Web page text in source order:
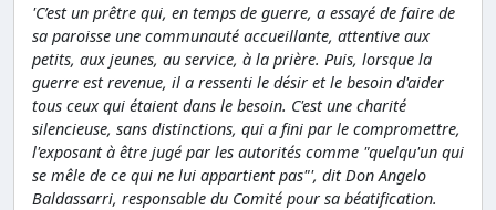
'C’est un prêtre qui, en temps de guerre, a essayé de faire de
sa paroisse une communauté accueillante, attentive aux
petits, aux jeunes, au service, à la prière. Puis, lorsque la
guerre est revenue, il a ressenti le désir et le besoin d'aider
tous ceux qui étaient dans le besoin. C'est une charité
silencieuse, sans distinctions, qui a fini par le compromettre,
l'exposant à être jugé par les autorités comme "quelqu'un qui
se mêle de ce qui ne lui appartient pas"', dit Don Angelo
Baldassarri, responsable du Comité pour sa béatification.